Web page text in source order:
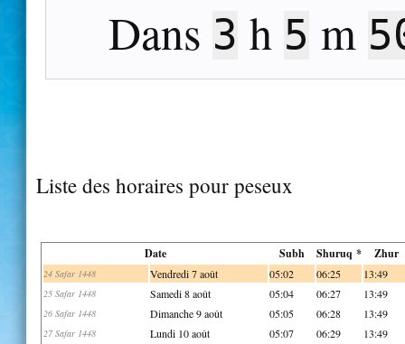
Dans 3 h 5 m
Liste des horaires pour peseux
Date Subh Shuruq * Zhur
24 Safar 1448 Vendredi 7 août 05:02 06:25 13:49
25 Safar 1448 Samedi 8 août 05:04 06:27 13:49
26 Safar 1448 Dimanche 9 août 05:05 06:28 13:49
27 Safar 1448 Lundi 10 août 05:07 06:29 13:49